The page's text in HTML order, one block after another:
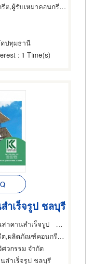
สำเร็จรูป (คอนกรีตเสริมเหล็กและอัดแรง)
ดปทุมธานี
: 1 Time(s)
ำเร็จรูป ชลบุรี
โรงงานผลิตและติดตั้งโครงสร้างเสาคานสำเร็จรูป - แก้วกานต์ วิศวกรรม
ำเร็จรูป (คอนกรีตเสริมเหล็กและอัดแรง)
วกรรม จำกัด
สำเร็จรูป ชลบุรี